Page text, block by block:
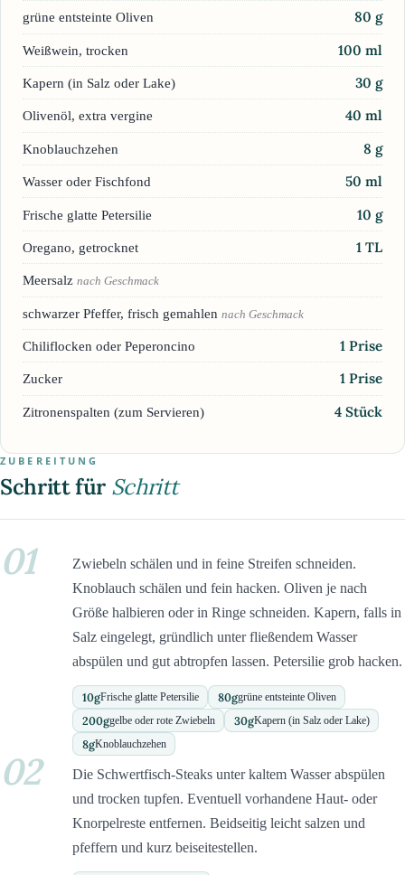
grüne entsteinte Oliven 80 g
Weißwein, trocken 100 ml
Kapern (in Salz oder Lake) 30 g
Olivenöl, extra vergine 40 ml
Knoblauchzehen 8 g
Wasser oder Fischfond 50 ml
Frische glatte Petersilie 10 g
Oregano, getrocknet 1 TL
Meersalz nach Geschmack
schwarzer Pfeffer, frisch gemahlen nach Geschmack
Chiliflocken oder Peperoncino 1 Prise
Zucker 1 Prise
Zitronenspalten (zum Servieren) 4 Stück
ZUBEREITUNG
Schritt für Schritt
01
Zwiebeln schälen und in feine Streifen schneiden.
Knoblauch schälen und fein hacken. Oliven je nach
Größe halbieren oder in Ringe schneiden. Kapern, falls in
Salz eingelegt, gründlich unter fließendem Wasser
abspülen und gut abtropfen lassen. Petersilie grob hacken.
10gFrische glatte Petersilie 80ggrüne entsteinte Oliven
200ggelbe oder rote Zwiebeln 30gKapern (in Salz oder Lake)
8gKnoblauchzehen
02
Die Schwertfisch-Steaks unter kaltem Wasser abspülen
und trocken tupfen. Eventuell vorhandene Haut- oder
Knorpelreste entfernen. Beidseitig leicht salzen und
pfeffern und kurz beiseitestellen.